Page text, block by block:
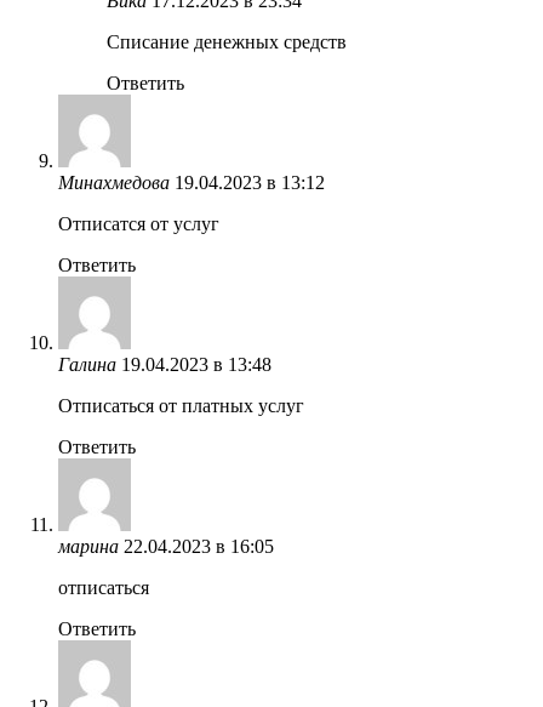
Списание денежных средств
Ответить
Минахмедова 19.04.2023 в 13:12
Отписатся от услуг
Ответить
Галина 19.04.2023 в 13:48
Отписаться от платных услуг
Ответить
марина 22.04.2023 в 16:05
отписаться
Ответить